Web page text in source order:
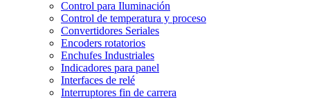
Control para Iluminación
Control de temperatura y proceso
Convertidores Seriales
Encoders rotatorios
Enchufes Industriales
Indicadores para panel
Interfaces de relé
Interruptores fin de carrera